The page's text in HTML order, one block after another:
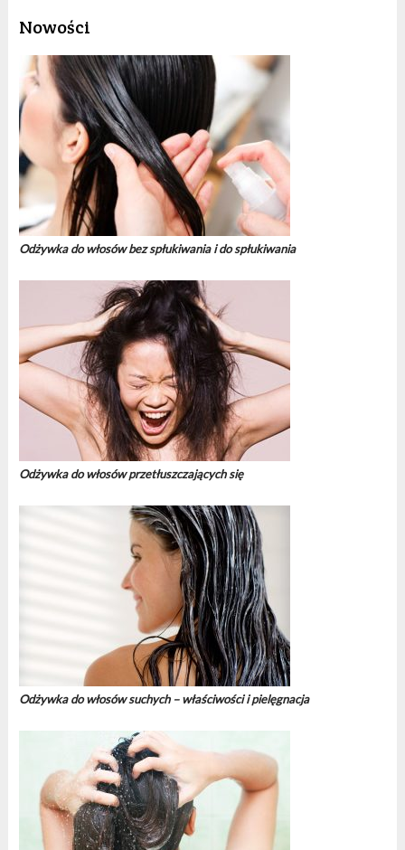
Nowości
Odżywka do włosów bez spłukiwania i do spłukiwania
Odżywka do włosów przetłuszczających się
Odżywka do włosów suchych – właściwości i pielęgnacja